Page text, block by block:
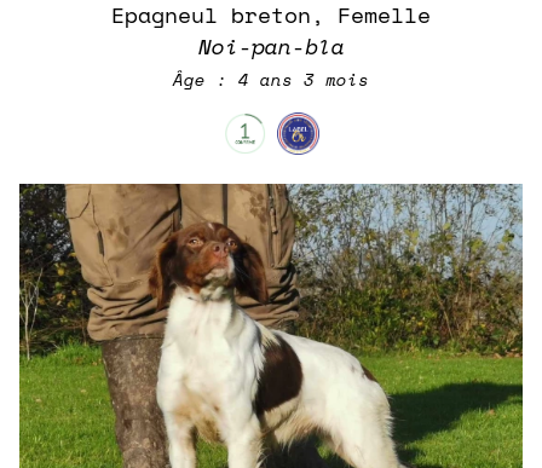
Epagneul breton, Femelle
Noi-pan-bla
Âge : 4 ans 3 mois